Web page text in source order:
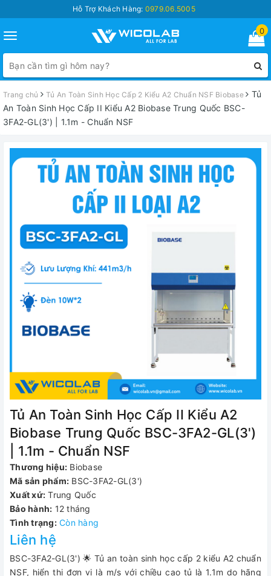
Hỗ Trợ Khách Hàng: 0979.06.5005
Toggle
navigation
0
Trang chủ Tủ An Toàn Sinh Học Cấp 2 Kiểu A2 Chuẩn NSF Biobase
Tủ
An Toàn Sinh Học Cấp II Kiểu A2 Biobase Trung Quốc BSC-
3FA2-GL(3') | 1.1m - Chuẩn NSF
Tủ An Toàn Sinh Học Cấp II Kiểu A2
Biobase Trung Quốc BSC-3FA2-GL(3')
| 1.1m - Chuẩn NSF
Thương hiệu: Biobase
Mã sản phẩm: BSC-3FA2-GL(3')
Xuất xứ: Trung Quốc
Bảo hành: 12 tháng
Tình trạng: Còn hàng
Liên hệ
BSC-3FA2-GL(3') 🌟 Tủ an toàn sinh học cấp 2 kiểu A2 chuẩn
NSF, hiển thị đơn vị là m/s với chiều cao tủ là 1.1m do hãng